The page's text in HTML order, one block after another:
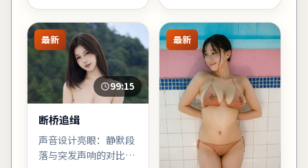
最新
99:15
断桥追缉
声音设计亮眼：静默段
落与突发声响的对比，
最新